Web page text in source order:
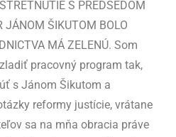
S PREDSEDOM
JÁNOM ŠIKUTOM BOLO
MÁ ZELENÚ. Som
pracovný program tak,
s Jánom Šikutom a
reformy justície, vrátane
sa na mňa obracia práve